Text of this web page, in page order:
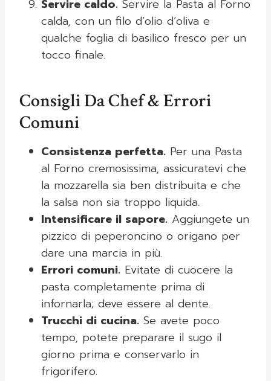
Servire caldo. Servire la Pasta al Forno
calda, con un filo d’olio d’oliva e
qualche foglia di basilico fresco per un
tocco finale.
Consigli Da Chef & Errori
Comuni
Consistenza perfetta. Per una Pasta
al Forno cremosissima, assicuratevi che
la mozzarella sia ben distribuita e che
la salsa non sia troppo liquida.
Intensificare il sapore. Aggiungete un
pizzico di peperoncino o origano per
dare una marcia in più.
Errori comuni. Evitate di cuocere la
pasta completamente prima di
infornarla; deve essere al dente.
Trucchi di cucina. Se avete poco
tempo, potete preparare il sugo il
giorno prima e conservarlo in
frigorifero.